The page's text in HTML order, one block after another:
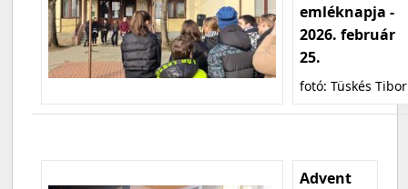
emléknapja -
2026. február
25.
fotó: Tüskés Tibor
Advent